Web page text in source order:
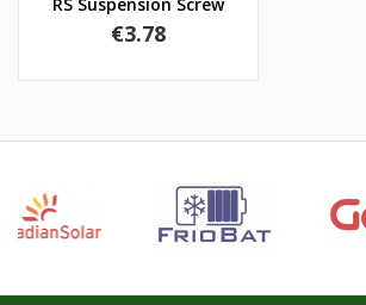
RS Suspension Screw
Price
€3.78